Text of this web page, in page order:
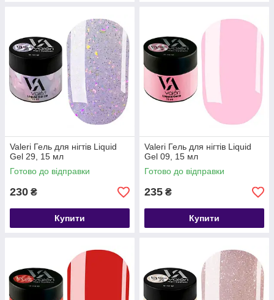
Valeri Гель для нігтів Liquid
Gel 29, 15 мл
Готово до відправки
230 ₴
Купити
Valeri Гель для нігтів Liquid
Gel 09, 15 мл
Готово до відправки
235 ₴
Купити